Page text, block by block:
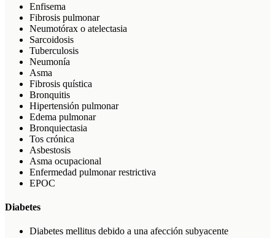
Enfisema
Fibrosis pulmonar
Neumotórax o atelectasia
Sarcoidosis
Tuberculosis
Neumonía
Asma
Fibrosis quística
Bronquitis
Hipertensión pulmonar
Edema pulmonar
Bronquiectasia
Tos crónica
Asbestosis
Asma ocupacional
Enfermedad pulmonar restrictiva
EPOC
Diabetes
Diabetes mellitus debido a una afección subyacente